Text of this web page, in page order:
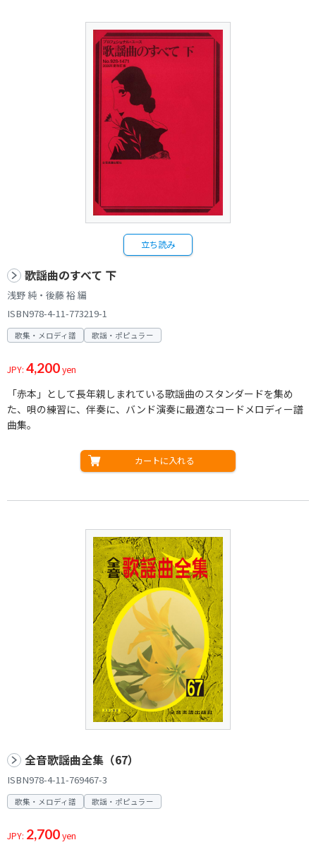
立ち読み
歌謡曲のすべて 下
浅野 純・後藤 裕 編
ISBN978-4-11-773219-1
歌集・メロディ譜 歌謡・ポピュラー
JPY: 4,200yen
「赤本」として長年親しまれている歌謡曲のスタンダードを集め
た、唄の練習に、伴奏に、バンド演奏に最適なコードメロディー譜
曲集。
カートに入れる
全音歌謡曲全集（67）
ISBN978-4-11-769467-3
歌集・メロディ譜 歌謡・ポピュラー
JPY: 2,700yen